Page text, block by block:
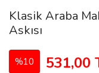
Klasik Araba
Askısı
%10 531,00